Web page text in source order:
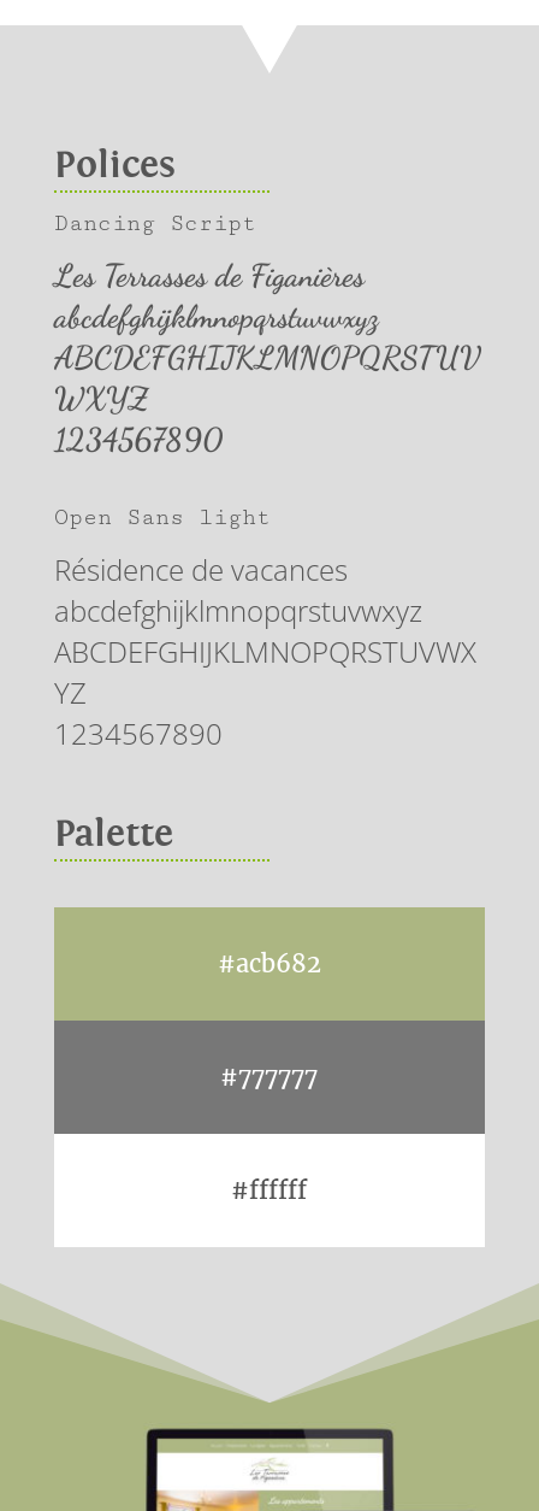
Polices
Dancing Script
Les Terrasses de Figanières
abcdefghijklmnopqrstuvwxyz
ABCDEFGHIJKLMNOPQRSTUV
WXYZ
1234567890
Open Sans light
Résidence de vacances
abcdefghijklmnopqrstuvwxyz
ABCDEFGHIJKLMNOPQRSTUVWX
YZ
1234567890
Palette
#acb682
#777777
#ffffff